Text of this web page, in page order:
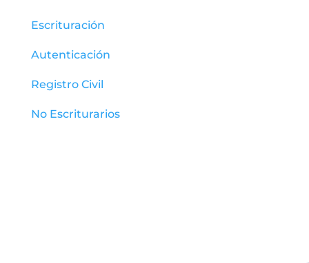
Escrituración
Autenticación
Registro Civil
No Escriturarios